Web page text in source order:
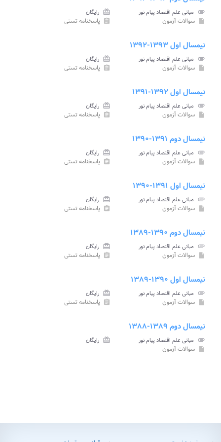
attachment مبانی علم اقتصاد پیام نور card_giftcard رایگان
insert_drive_file سوالات آزمون assignment پاسخنامه تستی
نیمسال اول ۱۳۹۳-۱۳۹۲
attachment مبانی علم اقتصاد پیام نور card_giftcard رایگان
insert_drive_file سوالات آزمون assignment پاسخنامه تستی
نیمسال اول ۱۳۹۲-۱۳۹۱
attachment مبانی علم اقتصاد پیام نور card_giftcard رایگان
insert_drive_file سوالات آزمون assignment پاسخنامه تستی
نیمسال دوم ۱۳۹۱-۱۳۹۰
attachment مبانی علم اقتصاد پیام نور card_giftcard رایگان
insert_drive_file سوالات آزمون assignment پاسخنامه تستی
نیمسال اول ۱۳۹۱-۱۳۹۰
attachment مبانی علم اقتصاد پیام نور card_giftcard رایگان
insert_drive_file سوالات آزمون assignment پاسخنامه تستی
نیمسال دوم ۱۳۹۰-۱۳۸۹
attachment مبانی علم اقتصاد پیام نور card_giftcard رایگان
insert_drive_file سوالات آزمون assignment پاسخنامه تستی
نیمسال اول ۱۳۹۰-۱۳۸۹
attachment مبانی علم اقتصاد پیام نور card_giftcard رایگان
insert_drive_file سوالات آزمون assignment پاسخنامه تستی
نیمسال دوم ۱۳۸۹-۱۳۸۸
attachment مبانی علم اقتصاد پیام نور card_giftcard رایگان
insert_drive_file سوالات آزمون